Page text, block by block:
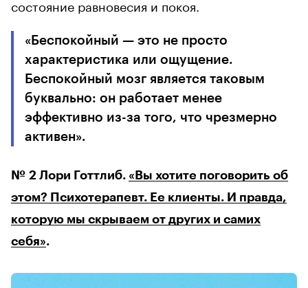
состояние равновесия и покоя.
«Беспокойный — это не просто
характеристика или ощущение.
Беспокойный мозг является таковым
буквально: он работает менее
эффективно из-за того, что чрезмерно
активен».
№ 2 Лори Готтлиб. «Вы хотите поговорить об
этом? Психотерапевт. Ее клиенты. И правда,
которую мы скрываем от других и самих
себя».